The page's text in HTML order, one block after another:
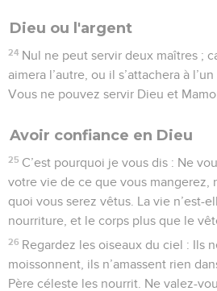
Dieu ou l'argent
24 Nul ne peut servir deux maîtres ;
aimera l’autre, ou il s’attachera à
Vous ne pouvez servir Dieu et
Avoir confiance en Dieu
25 C’est pourquoi je vous dis : Ne
votre vie de ce que vous mangerez,
quoi vous serez vêtus. La vie n’est-
nourriture, et le corps plus que le
26 Regardez les oiseaux du ciel : Ils
moissonnent, ils n’amassent rien
Père céleste les nourrit. Ne valez-